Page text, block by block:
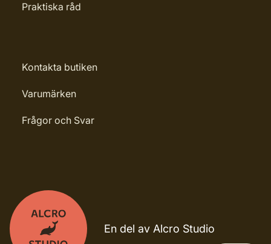
Praktiska råd
Kontakta butiken
Varumärken
Frågor och Svar
En del av Alcro Studio